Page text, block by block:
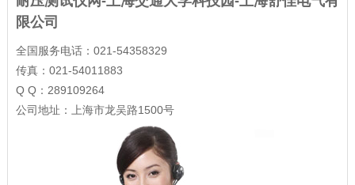
限公司
全国服务电话：021-54358329
传真：021-54011883
Q Q：289109264
公司地址：上海市龙吴路1500号